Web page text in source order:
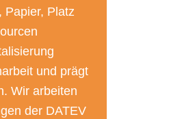
Papier, Platz
und prägt
Wir arbeiten
der DATEV